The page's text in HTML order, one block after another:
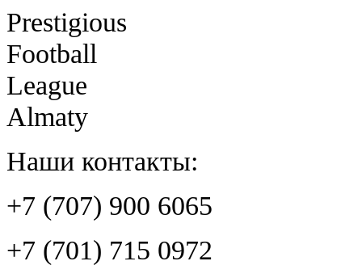
Prestigious
Football
League
Almaty
Наши контакты:
+7 (707) 900 6065
+7 (701) 715 0972